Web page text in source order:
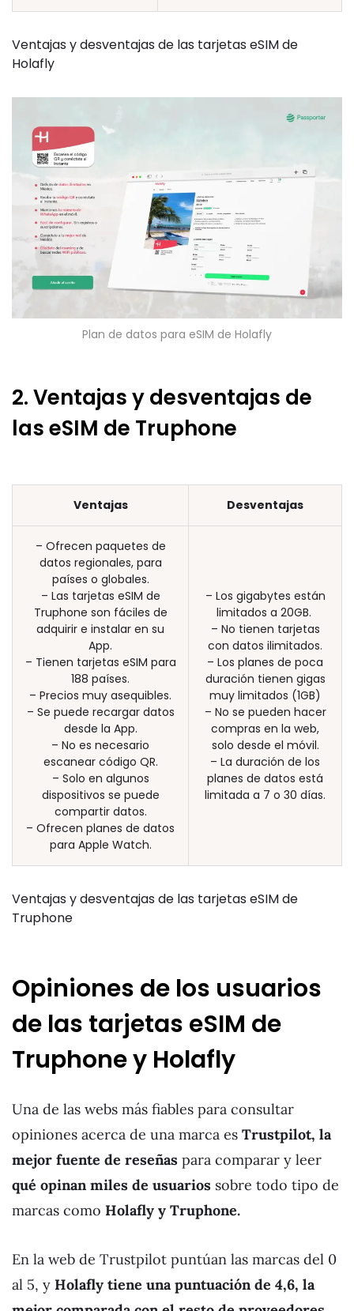
Ventajas y desventajas de las tarjetas eSIM de
Holafly
Plan de datos para eSIM de Holafly
2. Ventajas y desventajas de
las eSIM de Truphone
Ventajas Desventajas
– Ofrecen paquetes de
datos regionales, para
países o globales.
– Las tarjetas eSIM de
Truphone son fáciles de
adquirir e instalar en su
App.
– Tienen tarjetas eSIM para
188 países.
– Precios muy asequibles.
– Se puede recargar datos
desde la App.
– No es necesario
escanear código QR.
– Solo en algunos
dispositivos se puede
compartir datos.
– Ofrecen planes de datos
para Apple Watch.
– Los gigabytes están
limitados a 20GB.
– No tienen tarjetas
con datos ilimitados.
– Los planes de poca
duración tienen gigas
muy limitados (1GB)
– No se pueden hacer
compras en la web,
solo desde el móvil.
– La duración de los
planes de datos está
limitada a 7 o 30 días.
Ventajas y desventajas de las tarjetas eSIM de
Truphone
Opiniones de los usuarios
de las tarjetas eSIM de
Truphone y Holafly
Una de las webs más fiables para consultar
opiniones acerca de una marca es Trustpilot, la
mejor fuente de reseñas para comparar y leer
qué opinan miles de usuarios sobre todo tipo de
marcas como Holafly y Truphone.
En la web de Trustpilot puntúan las marcas del 0
al 5, y Holafly tiene una puntuación de 4,6, la